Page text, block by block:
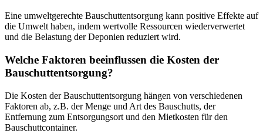
Eine umweltgerechte Bauschuttentsorgung kann positive Effekte auf
die Umwelt haben, indem wertvolle Ressourcen wiederverwertet
und die Belastung der Deponien reduziert wird.
Welche Faktoren beeinflussen die Kosten der
Bauschuttentsorgung?
Die Kosten der Bauschuttentsorgung hängen von verschiedenen
Faktoren ab, z.B. der Menge und Art des Bauschutts, der
Entfernung zum Entsorgungsort und den Mietkosten für den
Bauschuttcontainer.